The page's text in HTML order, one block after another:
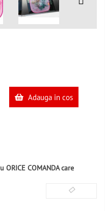
Adauga in cos
COMANDA care